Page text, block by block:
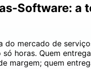
Software: a
do mercado de
horas. Quem
margem; quem